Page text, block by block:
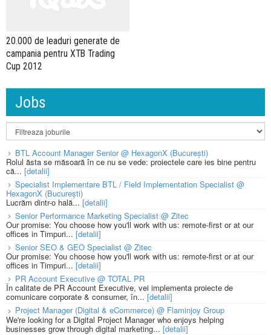
20.000 de leaduri generate de
campania pentru XTB Trading
Cup 2012
Jobs
BTL Account Manager Senior @ HexagonX (București)
Rolul ăsta se măsoară în ce nu se vede: proiectele care ies bine pentru
că... [detalii]
Specialist Implementare BTL / Field Implementation Specialist @
HexagonX (București)
Lucrăm dintr-o hală...[detalii]
Senior Performance Marketing Specialist @ Zitec
Our promise: You choose how you'll work with us: remote-first or at our
offices in Timpuri... [detalii]
Senior SEO & GEO Specialist @ Zitec
Our promise: You choose how you'll work with us: remote-first or at our
offices in Timpuri... [detalii]
PR Account Executive @ TOTAL PR
În calitate de PR Account Executive, vei implementa proiecte de
comunicare corporate & consumer, în... [detalii]
Project Manager (Digital & eCommerce) @ Flaminjoy Group
We're looking for a Digital Project Manager who enjoys helping
businesses grow through digital marketing... [detalii]